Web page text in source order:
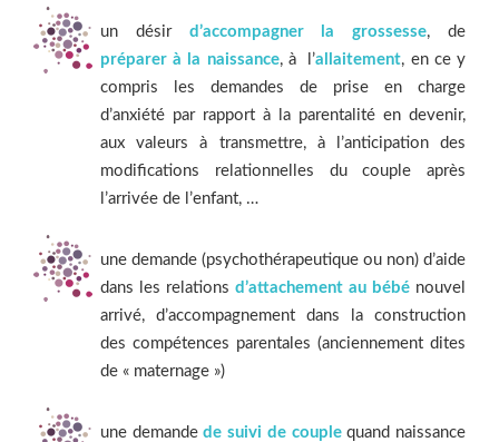
un désir d’accompagner la grossesse, de
préparer à la naissance, à l’allaitement, en ce y
compris les demandes de prise en charge
d’anxiété par rapport à la parentalité en devenir,
aux valeurs à transmettre, à l’anticipation des
modifications relationnelles du couple après
l’arrivée de l’enfant, …
une demande (psychothérapeutique ou non) d’aide
dans les relations d’attachement au bébé nouvel
arrivé, d’accompagnement dans la construction
des compétences parentales (anciennement dites
de « maternage »)
une demandede suivi de couplequand naissance